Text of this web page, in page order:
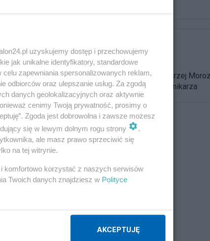
trwa
3
Nie żyje Andrzej
żegna dziennikarza
uzyskujemy dostęp i przechowujemy
jak unikalne identyfikatory, standardowe
zapewniania spersonalizowanych reklam,
odbiorców oraz ulepszanie usług. Za zgodą
danych geolokalizacyjnych oraz aktywnie
cenimy Twoją prywatność, prosimy o
Zgoda jest dobrowolna i zawsze możesz
się w lewym dolnym rogu strony
.
ale masz prawo sprzeciwić się
na tej witrynie.
komfortowo korzystać z naszych serwisów
Twoich danych znajdziesz w Polityce
AKCEPTUJĘ